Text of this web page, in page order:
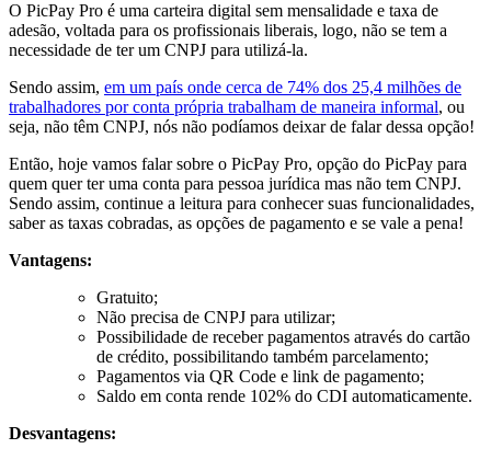
O PicPay Pro é uma carteira digital sem mensalidade e taxa de
adesão, voltada para os profissionais liberais, logo, não se tem a
necessidade de ter um CNPJ para utilizá-la.
Sendo assim, em um país onde cerca de 74% dos 25,4 milhões de
trabalhadores por conta própria trabalham de maneira informal, ou
seja, não têm CNPJ, nós não podíamos deixar de falar dessa opção!
Então, hoje vamos falar sobre o PicPay Pro, opção do PicPay para
quem quer ter uma conta para pessoa jurídica mas não tem CNPJ.
Sendo assim, continue a leitura para conhecer suas funcionalidades,
saber as taxas cobradas, as opções de pagamento e se vale a pena!
Vantagens:
Gratuito;
Não precisa de CNPJ para utilizar;
Possibilidade de receber pagamentos através do cartão
de crédito, possibilitando também parcelamento;
Pagamentos via QR Code e link de pagamento;
Saldo em conta rende 102% do CDI automaticamente.
Desvantagens: